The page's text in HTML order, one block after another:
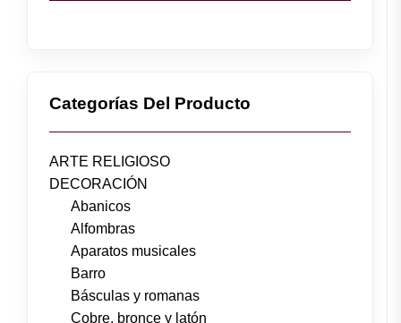
Categorías Del Producto
ARTE RELIGIOSO
DECORACIÓN
Abanicos
Alfombras
Aparatos musicales
Barro
Básculas y romanas
Cobre, bronce y latón